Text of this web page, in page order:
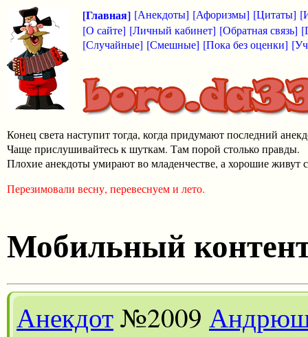
[Главная] [Анекдоты] [Афоризмы] [Цитаты]
[О сайте] [Личный кабинет] [Обратная связь]
[Случайные] [Смешные] [Пока без оценки]
Конец света наступит тогда, когда придумают последний
Чаще прислушивайтесь к шуткам. Там порой столько правды.
Плохие анекдоты умирают во младенчестве, а хорошие живут
Перезимовали весну, перевеснуем и лето.
Мобильный
Анекдот№2009